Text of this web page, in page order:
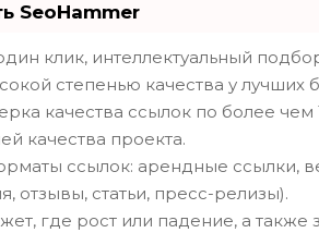
SeoHammer
клик, интеллектуальный
степенью качества у лучших
качества ссылок по более
качества проекта.
ссылок: арендные ссылки,
отзывы, статьи, пресс-релизы).
где рост или падение, а также